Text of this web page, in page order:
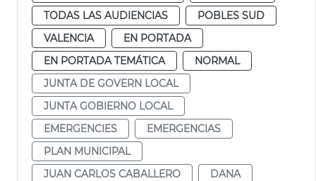
TODAS LAS AUDIENCIAS
POBLES SUD
VALENCIA
EN PORTADA
EN PORTADA TEMÁTICA
NORMAL
JUNTA DE GOVERN LOCAL
JUNTA GOBIERNO LOCAL
EMERGENCIES
EMERGENCIAS
PLAN MUNICIPAL
JUAN CARLOS CABALLERO
DANA